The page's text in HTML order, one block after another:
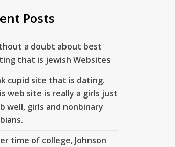
Posts
a doubt about best
that is jewish Websites
cupid site that is dating.
web site is really a girls just
well, girls and nonbinary
time of college, Johnson